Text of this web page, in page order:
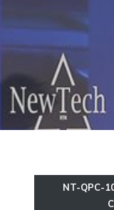
NT-QPC-